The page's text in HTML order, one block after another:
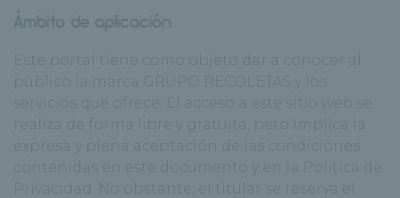
Ámbito de aplicación
Este portal tiene como objeto dar a conocer al
público la marca GRUPO RECOLETAS y los
servicios que ofrece. El acceso a este sitio
web
se
realiza de forma libre y gratuita, pero implica la
expresa y plena aceptación de las condiciones
contenidas en este documento y en la Política de
Privacidad. No obstante, el titular se reserva el